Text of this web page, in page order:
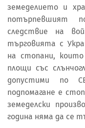
земеделието и
потърпевшият
следствие на
търговията с
на стопани,
площи със
допустими по
подпомагане е
земеделски
година няма да се